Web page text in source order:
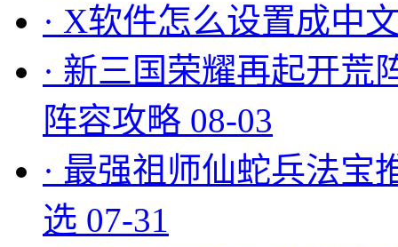
· X软件怎么设置成中
· 新三国荣耀再起开荒
阵容攻略 08-03
· 最强祖师仙蛇兵法宝
选 07-31